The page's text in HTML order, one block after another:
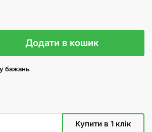
Додати в кошик
бажань